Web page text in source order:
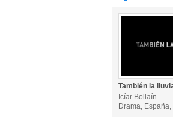
También la
Icíar Bollaín
Drama,